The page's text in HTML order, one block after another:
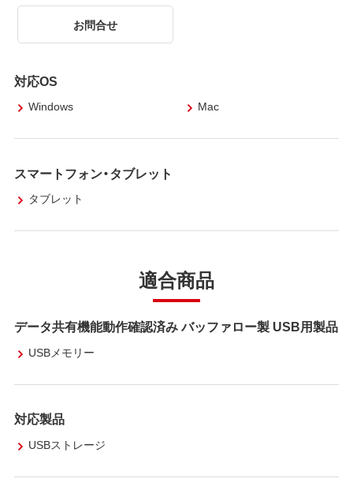
お問合せ
対応OS
Windows Mac
スマートフォン・タブレット
タブレット
適合商品
データ共有機能動作確認済み バッファロー製 USB用製品
USBメモリー
対応製品
USBストレージ